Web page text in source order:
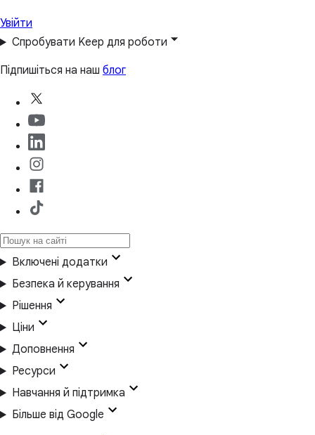
Увійти
Спробувати Keep для роботи
Підпишіться на наш блог
Включені додатки
Безпека й керування
Рішення
Ціни
Доповнення
Ресурси
Навчання й підтримка
Більше від Google